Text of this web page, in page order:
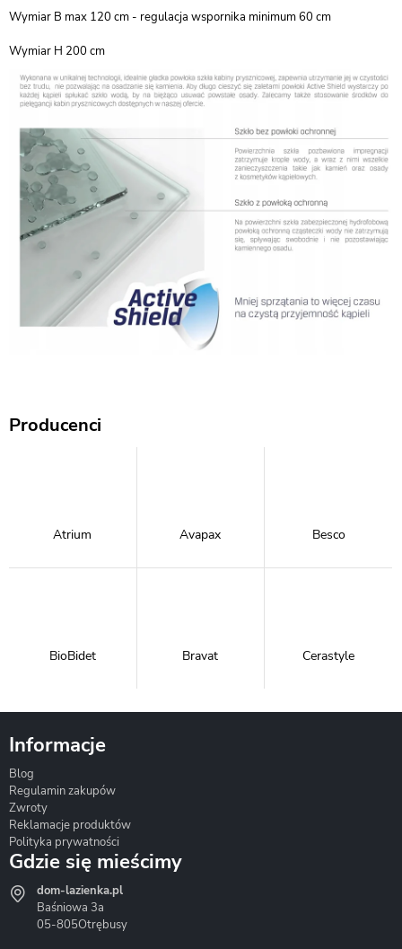
Wymiar B max 120 cm - regulacja wspornika minimum 60 cm
Wymiar H 200 cm
Producenci
Atrium Avapax Besco
BioBidet Bravat Cerastyle
Hydrostop
Informacje
Blog
Regulamin zakupów
Zwroty
Reklamacje produktów
Polityka prywatności
Gdzie się mieścimy
dom-lazienka.pl
Baśniowa 3a
05-805Otrębusy